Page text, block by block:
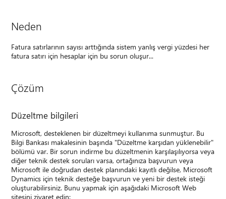
Neden
Fatura satırlarının sayısı arttığında sistem yanlış vergi yüzdesi her
fatura satırı için hesaplar için bu sorun oluşur...
Çözüm
Düzeltme bilgileri
Microsoft, desteklenen bir düzeltmeyi kullanıma sunmuştur. Bu
Bilgi Bankası makalesinin başında "Düzeltme karşıdan yüklenebilir"
bölümü var. Bir sorun indirme bu düzeltmenin karşılaşılıyorsa veya
diğer teknik destek soruları varsa, ortağınıza başvurun veya
Microsoft ile doğrudan destek planındaki kayıtlı değilse, Microsoft
Dynamics için teknik desteğe başvurun ve yeni bir destek isteği
oluşturabilirsiniz. Bunu yapmak için aşağıdaki Microsoft Web
sitesini ziyaret edin: